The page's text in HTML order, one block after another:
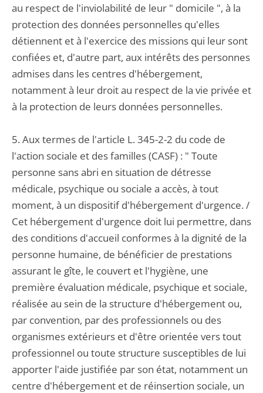
au respect de l'inviolabilité de leur " domicile ", à la
protection des données personnelles qu'elles
détiennent et à l'exercice des missions qui leur sont
confiées et, d'autre part, aux intérêts des personnes
admises dans les centres d'hébergement,
notamment à leur droit au respect de la vie privée et
à la protection de leurs données personnelles.
5. Aux termes de l'article L. 345-2-2 du code de
l'action sociale et des familles (CASF) : " Toute
personne sans abri en situation de détresse
médicale, psychique ou sociale a accès, à tout
moment, à un dispositif d'hébergement d'urgence. /
Cet hébergement d'urgence doit lui permettre, dans
des conditions d'accueil conformes à la dignité de la
personne humaine, de bénéficier de prestations
assurant le gîte, le couvert et l'hygiène, une
première évaluation médicale, psychique et sociale,
réalisée au sein de la structure d'hébergement ou,
par convention, par des professionnels ou des
organismes extérieurs et d'être orientée vers tout
professionnel ou toute structure susceptibles de lui
apporter l'aide justifiée par son état, notamment un
centre d'hébergement et de réinsertion sociale, un